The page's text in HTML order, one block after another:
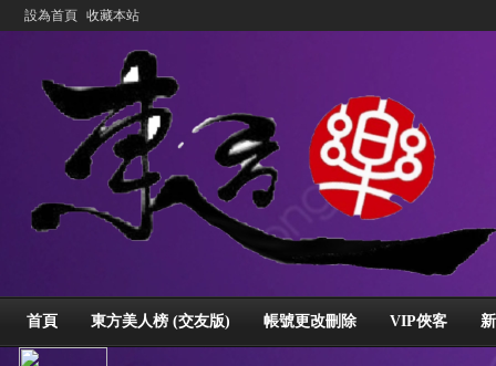
設為首頁 收藏本站
首頁 東方美人榜 (交友版) 帳號更改刪除 VIP俠客